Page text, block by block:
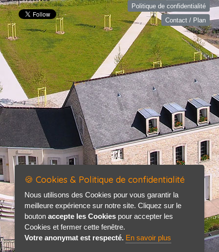
Politique de confidentialité
Contact / Plan
🍪 Cookies & Politique de confidentialité
Nous utilisons des Cookies pour vous garantir la
meilleure expérience sur notre site. Cliquez sur le
bouton accepte les Cookies pour accepter les
Cookies et fermer cette fenêtre.
Votre anonymat est respecté. En savoir plus